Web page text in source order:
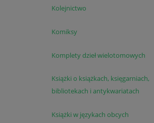
Kolejnictwo
Komiksy
Komplety dzieł wielotomowych
Książki o książkach, księgarniach,
bibliotekach i antykwariatach
Książki w językach obcych